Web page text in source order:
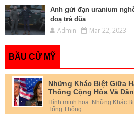
Anh gửi đạn uranium
doạ trả đũa
Admin Mar 22, 2023
BẦU CỬ MỸ
Những Khác Biệt Giữa
Thống Cộng Hòa Và
Hình minh họa: Những Khác
Tổng Thống...